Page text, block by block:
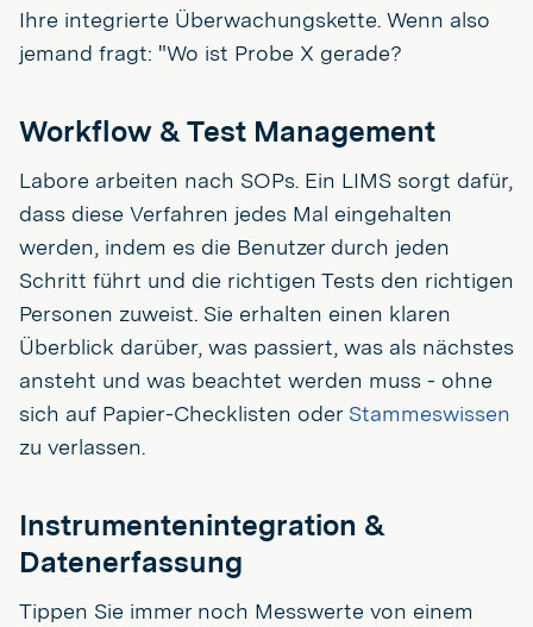
Ihre integrierte Überwachungskette. Wenn also
jemand fragt: "Wo ist Probe X gerade?
Workflow & Test Management
Labore arbeiten nach SOPs. Ein LIMS sorgt dafür,
dass diese Verfahren jedes Mal eingehalten
werden, indem es die Benutzer durch jeden
Schritt führt und die richtigen Tests den richtigen
Personen zuweist. Sie erhalten einen klaren
Überblick darüber, was passiert, was als nächstes
ansteht und was beachtet werden muss - ohne
sich auf Papier-Checklisten oder Stammeswissen
zu verlassen.
Instrumentenintegration &
Datenerfassung
Tippen Sie immer noch Messwerte von einem